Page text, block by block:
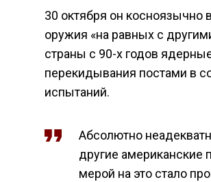
30 октября он косноязычно
оружия «на равных с
страны с 90-х годов
перекидывания постами в
испытаний.
Абсолютно
другие американские
мерой на это стало